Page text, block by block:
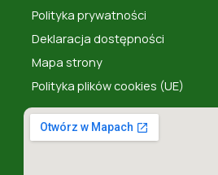
Polityka prywatności
Deklaracja dostępności
Mapa strony
Polityka plików cookies (UE)